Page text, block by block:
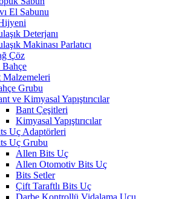
El Sabunu
Deterjanı
Makinası Parlatıcı
Çöz
Bahçe
Malzemeleri
Grubu
ve Kimyasal Yapıştırıcılar
Bant Çeşitleri
Kimyasal Yapıştırıcılar
Uç Adaptörleri
Uç Grubu
Allen Bits Uç
Allen Otomotiv Bits Uç
Bits Setler
Çift Taraftlı Bits Uç